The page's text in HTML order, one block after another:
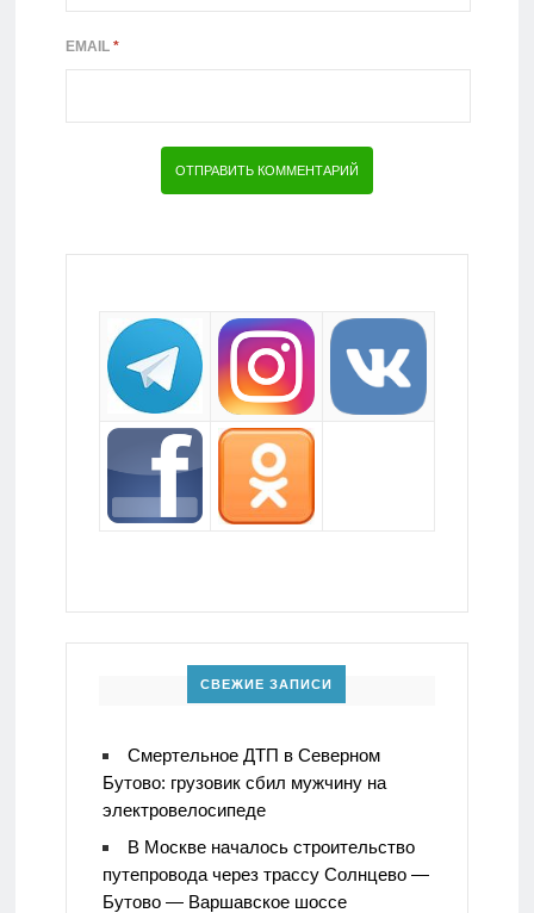
EMAIL *
СВЕЖИЕ ЗАПИСИ
Смертельное ДТП в Северном
Бутово: грузовик сбил мужчину на
электровелосипеде
В Москве началось строительство
путепровода через трассу Солнцево —
Бутово — Варшавское шоссе